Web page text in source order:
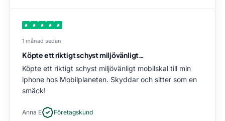
1 månad sedan
Köpte ett riktigt schyst miljövänligt…
Köpte ett riktigt schyst miljövänligt mobilskal till min
iphone hos Mobilplaneten. Skyddar och sitter som en
smäck!
Anna E Företagskund